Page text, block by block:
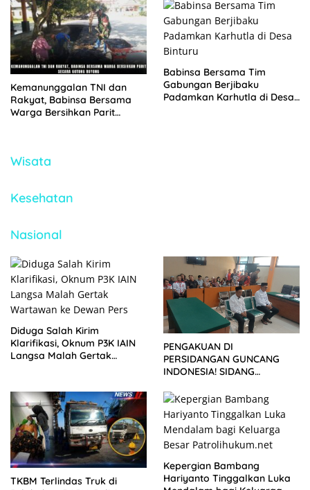
Kemanunggalan TNI dan
Rakyat, Babinsa Bersama
Warga Bersihkan Parit
Babinsa Bersama Tim
Gabungan Berjibaku
Padamkan Karhutla di Desa
Wisata
Kesehatan
Nasional
Diduga Salah Kirim
Klarifikasi, Oknum P3K IAIN
Langsa Malah Gertak
PENGAKUAN DI
PERSIDANGAN GUNCANG
INDONESIA! SIDANG
KELUARGA KORBAN
MENGAMUK DI PN MALANG
TKBM Terlindas Truk di
Kepergian Bambang
Hariyanto Tinggalkan Luka